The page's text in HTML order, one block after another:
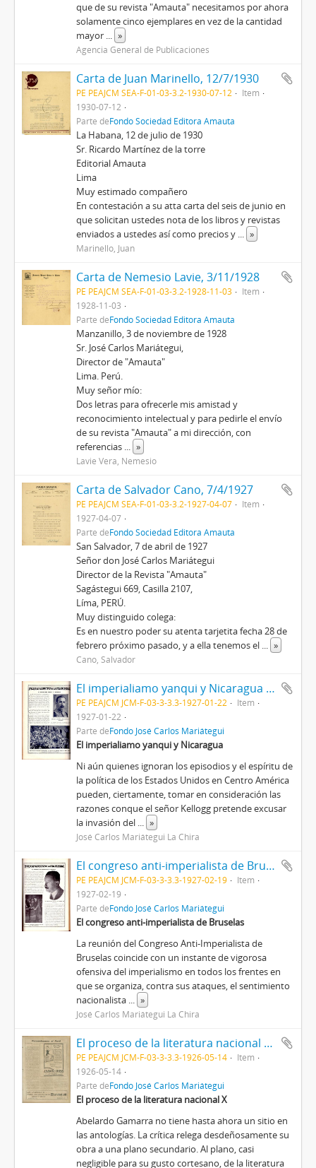
que de su revista "Amauta" necesitamos por ahora
solamente cinco ejemplares en vez de la cantidad
mayor ... »
Agencia General de Publicaciones
Carta de Juan Marinello, 12/7/1930
PE PEAJCM SEA-F-01-03-3.2-1930-07-12
Item
1930-07-12
Parte deFondo Sociedad Editora Amauta
La Habana, 12 de julio de 1930
Sr. Ricardo Martínez de la torre
Editorial Amauta
Lima
Muy estimado compañero
En contestación a su atta carta del seis de junio en
que solicitan ustedes nota de los libros y revistas
enviados a ustedes así como precios y ... »
Marinello, Juan
Carta de Nemesio Lavie, 3/11/1928
PE PEAJCM SEA-F-01-03-3.2-1928-11-03
Item
1928-11-03
Parte deFondo Sociedad Editora Amauta
Manzanillo, 3 de noviembre de 1928
Sr. José Carlos Mariátegui,
Director de "Amauta"
Lima. Perú.
Muy señor mío:
Dos letras para ofrecerle mis amistad y
reconocimiento intelectual y para pedirle el envío
de su revista "Amauta" a mi dirección, con
referencias ... »
Lavie Vera, Nemesio
Carta de Salvador Cano, 7/4/1927
PE PEAJCM SEA-F-01-03-3.2-1927-04-07
Item
1927-04-07
Parte deFondo Sociedad Editora Amauta
San Salvador, 7 de abril de 1927
Señor don José Carlos Mariátegui
Director de la Revista "Amauta"
Sagástegui 669, Casilla 2107,
Líma, PERÚ.
Muy distinguido colega:
Es en nuestro poder su atenta tarjetita fecha 28 de
febrero próximo pasado, y a ella tenemos el ... »
Cano, Salvador
El imperialiamo yanqui y Nicaragua [Recorte de prensa]
PE PEAJCM JCM-F-03-3-3.3-1927-01-22
Item
1927-01-22
Parte deFondo José Carlos Mariátegui
El imperialiamo yanqui y Nicaragua
Ni aún quienes ignoran los episodios y el espíritu de
la política de los Estados Unidos en Centro América
pueden, ciertamente, tomar en consideración las
razones conque el señor Kellogg pretende excusar
la invasión del ... »
José Carlos Mariátegui La Chira
El congreso anti-imperialista de Bruselas [Recorte de prensa]
PE PEAJCM JCM-F-03-3-3.3-1927-02-19
Item
1927-02-19
Parte deFondo José Carlos Mariátegui
El congreso anti-imperialista de Bruselas
La reunión del Congreso Anti-Imperialista de
Bruselas coincide con un instante de vigorosa
ofensiva del imperialismo en todos los frentes en
que se organiza, contra sus ataques, el sentimiento
nacionalista ... »
José Carlos Mariátegui La Chira
El proceso de la literatura nacional X [Recorte de prensa]
PE PEAJCM JCM-F-03-3-3.3-1926-05-14
Item
1926-05-14
Parte deFondo José Carlos Mariátegui
El proceso de la literatura nacional X
Abelardo Gamarra no tiene hasta ahora un sitio en
las antologías. La crítica relega desdeñosamente su
obra a una plano secundario. Al plano, casi
negligible para su gusto cortesano, de la literatura